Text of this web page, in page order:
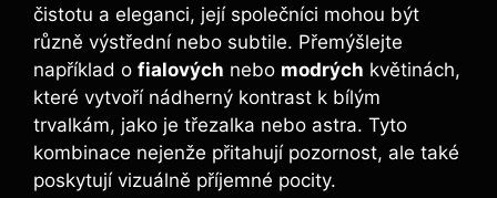
čistotu a eleganci, její společníci mohou být
různě výstřední nebo subtile. Přemýšlejte
například o fialových nebo modrých květinách,
které vytvoří⁣ nádherný ‌kontrast ‌k bílým
trvalkám, jako je třezalka nebo astra. Tyto
kombinace nejenže přitahují pozornost, ale také
poskytují⁣ vizuálně⁣ příjemné pocity.